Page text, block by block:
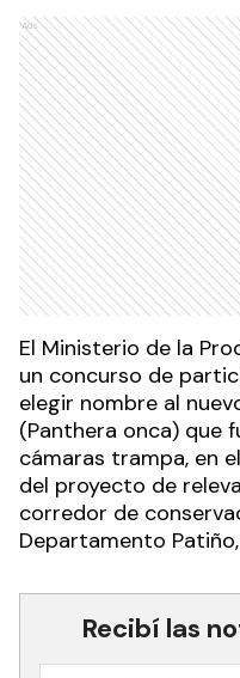
Ads
El Ministerio de la
un concurso de
elegir nombre al
(Panthera onca) que
cámaras trampa, en
del proyecto de
corredor de
Departamento
Recibí las